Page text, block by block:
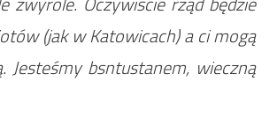
(jak w Katowicach) a ci mogą
Jesteśmy bsntustanem, wieczną